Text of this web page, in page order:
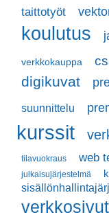
taittotyöt
koulutus
verkkokauppa
digikuvat
suunnittelu
kurssit
tilavuokraus web
julkaisujärjestelmä
verkkosivut